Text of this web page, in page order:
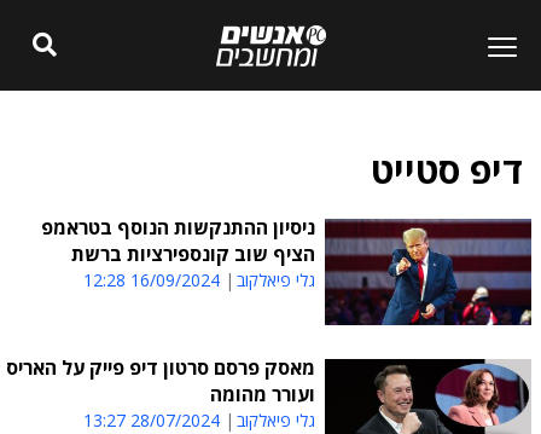
דיפ סטייט
ניסיון ההתנקשות הנוסף בטראמפ
הציף שוב קונספירציות ברשת
גלי פיאלקוב 16/09/2024 12:28
מאסק פרסם סרטון דיפ פייק על האריס
ועורר מהומה
גלי פיאלקוב 28/07/2024 13:27